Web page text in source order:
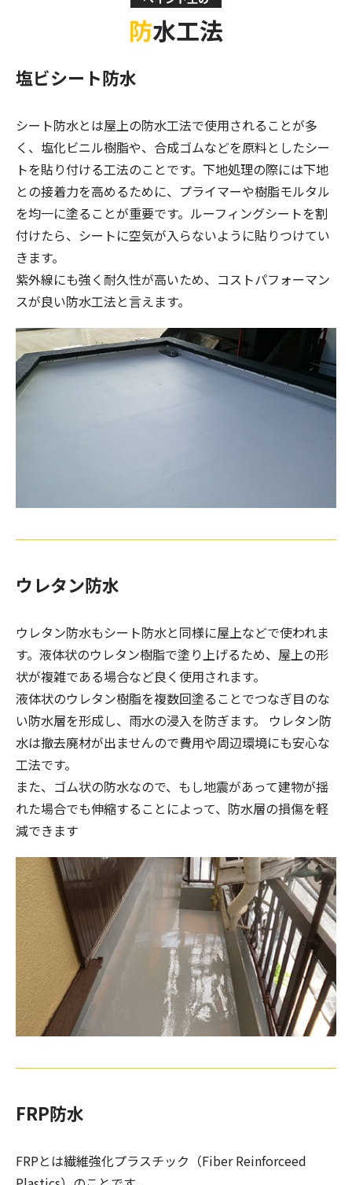
防水工法
塩ビシート防水
シート防水とは屋上の防水工法で使用されることが多
く、塩化ビニル樹脂や、合成ゴムなどを原料としたシー
トを貼り付ける工法のことです。下地処理の際には下地
との接着力を高めるために、プライマーや樹脂モルタル
を均一に塗ることが重要です。ルーフィングシートを割
付けたら、シートに空気が入らないように貼りつけてい
きます。
紫外線にも強く耐久性が高いため、コストパフォーマン
スが良い防水工法と言えます。
ウレタン防水
ウレタン防水もシート防水と同様に屋上などで使われま
す。液体状のウレタン樹脂で塗り上げるため、屋上の形
状が複雑である場合など良く使用されます。
液体状のウレタン樹脂を複数回塗ることでつなぎ目のな
い防水層を形成し、雨水の浸入を防ぎます。 ウレタン防
水は撤去廃材が出ませんので費用や周辺環境にも安心な
工法です。
また、ゴム状の防水なので、もし地震があって建物が揺
れた場合でも伸縮することによって、防水層の損傷を軽
減できます
FRP防水
FRPとは繊維強化プラスチック（Fiber Reinforceed